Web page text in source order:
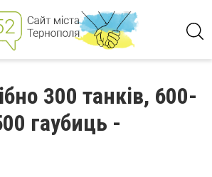
300 танків, 600-
гаубиць -